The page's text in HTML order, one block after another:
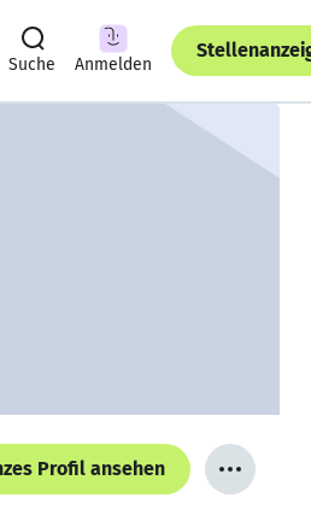
Suche Anmelden
Profil ansehen